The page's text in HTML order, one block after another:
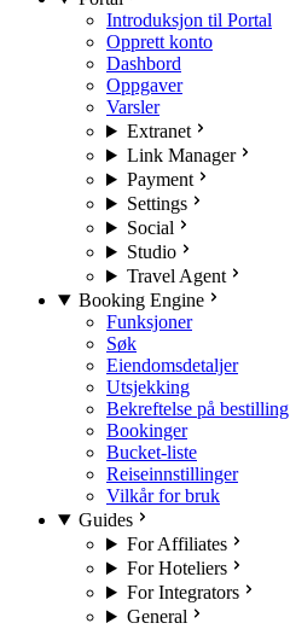
Introduksjon til Portal
Opprett konto
Dashbord
Oppgaver
Varsler
Extranet
Link Manager
Payment
Settings
Social
Studio
Travel Agent
Booking Engine
Funksjoner
Søk
Eiendomsdetaljer
Utsjekking
Bekreftelse på bestilling
Bookinger
Bucket-liste
Reiseinnstillinger
Vilkår for bruk
Guides
For Affiliates
For Hoteliers
For Integrators
General